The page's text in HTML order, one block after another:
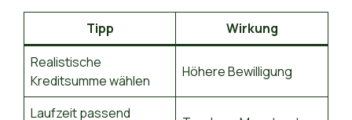
Tipp
Wirkung
Realistische
Kreditsumme wählen
Höhere Bewilligung
Laufzeit passend